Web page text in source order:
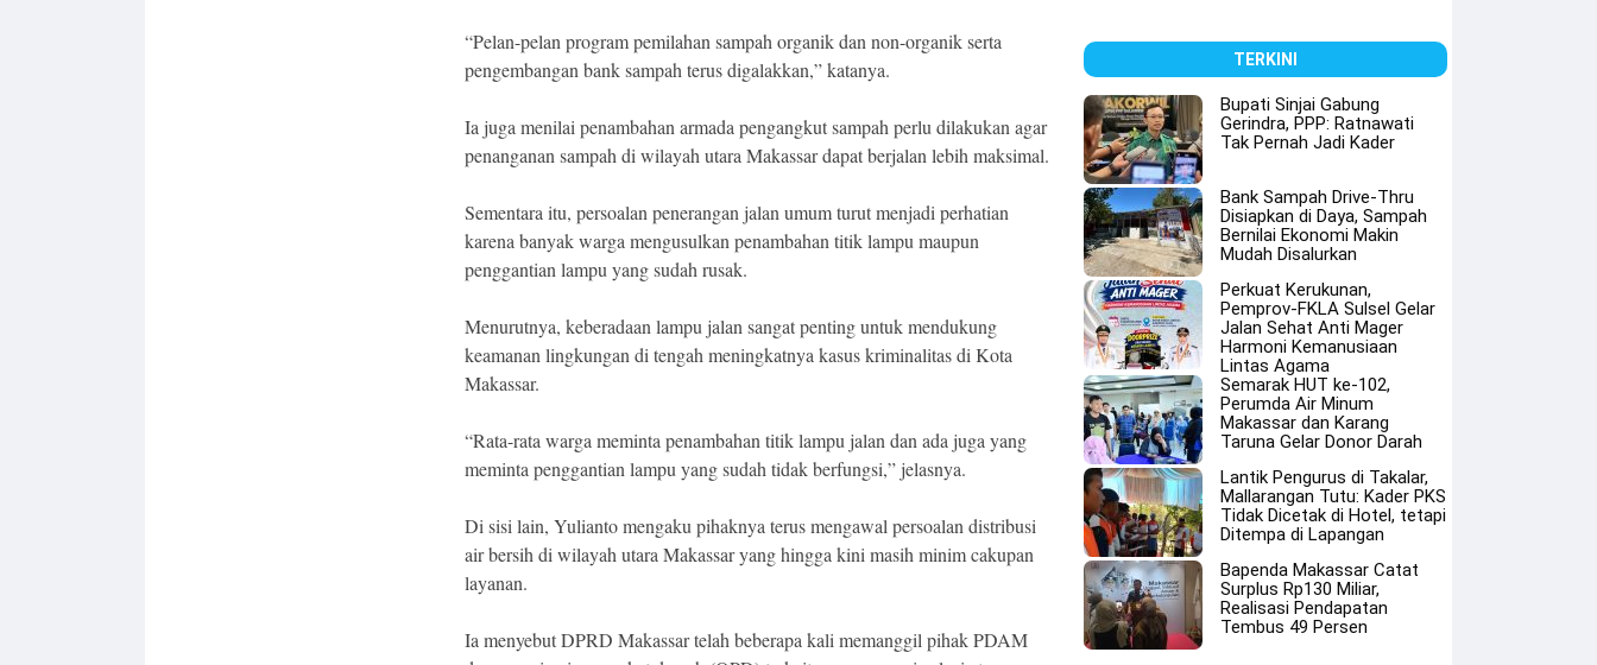
“Pelan-pelan program pemilahan sampah organik dan non-organik serta
pengembangan bank sampah terus digalakkan,” katanya.
Ia juga menilai penambahan armada pengangkut sampah perlu dilakukan agar
penanganan sampah di wilayah utara Makassar dapat berjalan lebih maksimal.
Sementara itu, persoalan penerangan jalan umum turut menjadi perhatian
karena banyak warga mengusulkan penambahan titik lampu maupun
penggantian lampu yang sudah rusak.
Menurutnya, keberadaan lampu jalan sangat penting untuk mendukung
keamanan lingkungan di tengah meningkatnya kasus kriminalitas di Kota
Makassar.
“Rata-rata warga meminta penambahan titik lampu jalan dan ada juga yang
meminta penggantian lampu yang sudah tidak berfungsi,” jelasnya.
Di sisi lain, Yulianto mengaku pihaknya terus mengawal persoalan distribusi
air bersih di wilayah utara Makassar yang hingga kini masih minim cakupan
layanan.
Ia menyebut DPRD Makassar telah beberapa kali memanggil pihak PDAM
TERKINI
Bupati Sinjai Gabung
Gerindra, PPP: Ratnawati
Tak Pernah Jadi Kader
Bank Sampah Drive-Thru
Disiapkan di Daya, Sampah
Bernilai Ekonomi Makin
Mudah Disalurkan
Perkuat Kerukunan,
Pemprov-FKLA Sulsel Gelar
Jalan Sehat Anti Mager
Harmoni Kemanusiaan
Lintas Agama
Semarak HUT ke-102,
Perumda Air Minum
Makassar dan Karang
Taruna Gelar Donor Darah
Lantik Pengurus di Takalar,
Mallarangan Tutu: Kader PKS
Tidak Dicetak di Hotel, tetapi
Ditempa di Lapangan
Bapenda Makassar Catat
Surplus Rp130 Miliar,
Realisasi Pendapatan
Tembus 49 Persen